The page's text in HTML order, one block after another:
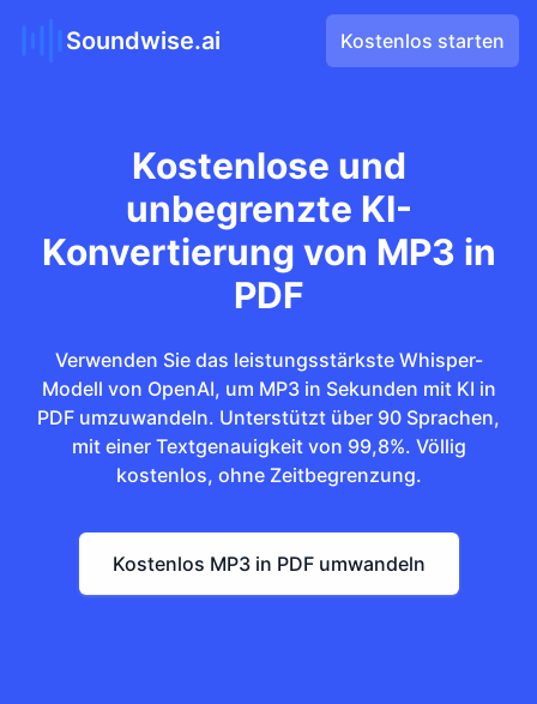
Soundwise.ai Kostenlos starten
Kostenlose und
unbegrenzte KI-
Konvertierung von MP3 in
PDF
Verwenden Sie das leistungsstärkste Whisper-
Modell von OpenAI, um MP3 in Sekunden mit KI in
PDF umzuwandeln. Unterstützt über 90 Sprachen,
mit einer Textgenauigkeit von 99,8%. Völlig
kostenlos, ohne Zeitbegrenzung.
Kostenlos MP3 in PDF umwandeln